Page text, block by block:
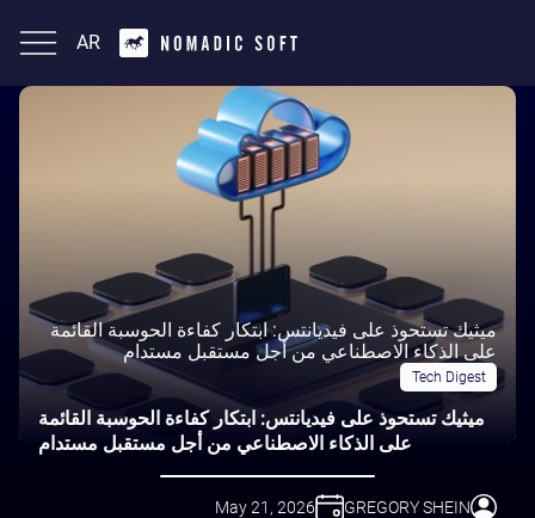
AR
ميثيك تستحوذ على فيديانتس: ابتكار كفاءة الحوسبة القائمة
على الذكاء الاصطناعي من أجل مستقبل مستدام
Tech Digest
ميثيك تستحوذ على فيديانتس: ابتكار كفاءة الحوسبة القائمة
على الذكاء الاصطناعي من أجل مستقبل مستدام
GREGORY SHEIN
May 21, 2026